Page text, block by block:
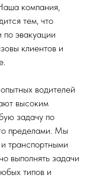
компания,
тем, что
по эвакуации
клиентов и
водителей
высоким
задачу по
пределами. Мы
транспортными
выполнять задачи
типов и